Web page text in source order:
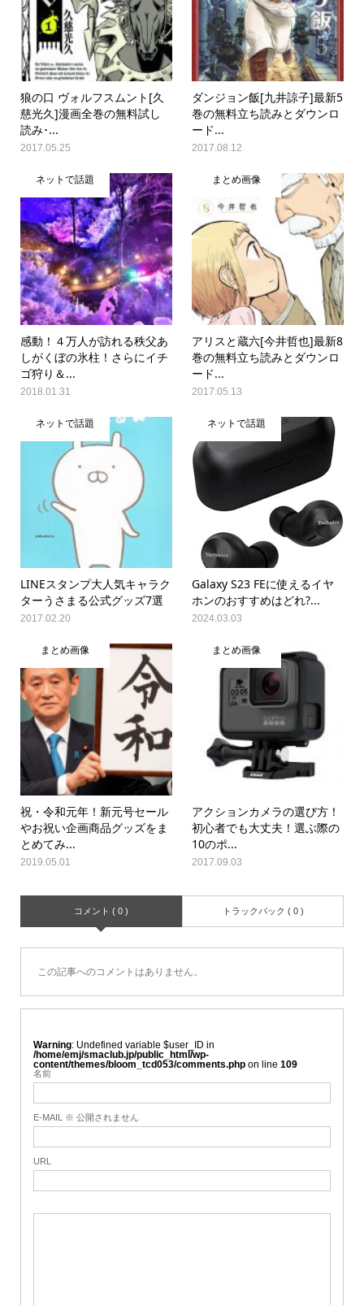
狼の口 ヴォルフスムント[久
慈光久]漫画全巻の無料試し
読み･...
2017.05.25
ダンジョン飯[九井諒子]最新5
巻の無料立ち読みとダウンロ
ード...
2017.08.12
ネットで話題
感動！４万人が訪れる秩父あ
しがくぼの氷柱！さらにイチ
ゴ狩り＆...
2018.01.31
まとめ画像
アリスと蔵六[今井哲也]最新8
巻の無料立ち読みとダウンロ
ード...
2017.05.13
ネットで話題
LINEスタンプ大人気キャラク
ターうさまる公式グッズ7選
2017.02.20
ネットで話題
Galaxy S23 FEに使えるイヤ
ホンのおすすめはどれ?...
2024.03.03
まとめ画像
祝・令和元年！新元号セール
やお祝い企画商品グッズをま
とめてみ...
2019.05.01
まとめ画像
アクションカメラの選び方！
初心者でも大丈夫！選ぶ際の
10のポ...
2017.09.03
コメント ( 0 ) トラックバック ( 0 )
この記事へのコメントはありません。
Warning : Undefined variable $user_ID in
/home/emj/smaclub.jp/public_html/wp-
content/themes/bloom_tcd053/comments.phpon line 109
名前
E-MAIL ※ 公開されません
URL